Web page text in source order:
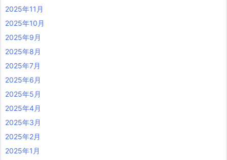
2025年11月
2025年10月
2025年9月
2025年8月
2025年7月
2025年6月
2025年5月
2025年4月
2025年3月
2025年2月
2025年1月